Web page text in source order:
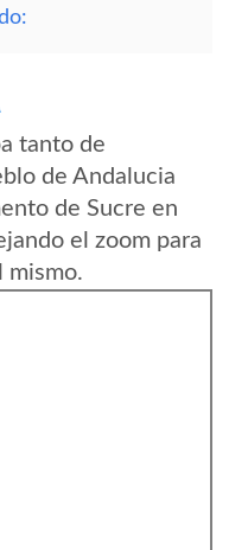
tanto de
de Andalucia
de Sucre en
el zoom para
mismo.